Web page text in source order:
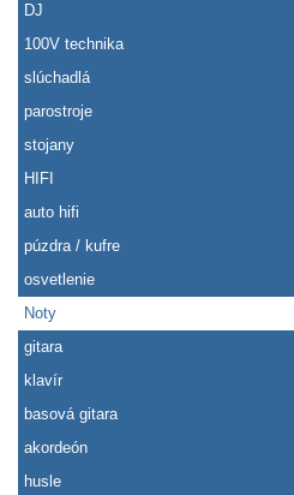
DJ
100V technika
slúchadlá
parostroje
stojany
HIFI
auto hifi
púzdra / kufre
osvetlenie
Noty
gitara
klavír
basová gitara
akordeón
husle